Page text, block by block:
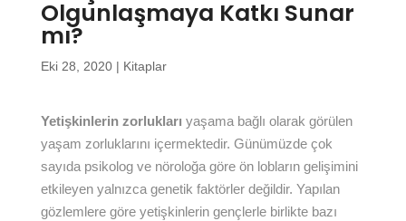
Olgunlaşmaya Katkı Sunar
mı?
Eki 28, 2020| Kitaplar
Yetişkinlerin zorlukları yaşama bağlı olarak görülen
yaşam zorluklarını içermektedir. Günümüzde çok
sayıda psikolog ve nöroloğa göre ön lobların gelişimini
etkileyen yalnızca genetik faktörler değildir. Yapılan
gözlemlere göre yetişkinlerin gençlerle birlikte bazı